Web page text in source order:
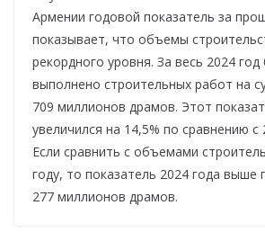
Армении годовой показатель за
показывает, что объемы
рекордного уровня. За весь 2024
выполнено строительных работ на
709 миллионов драмов. Этот
увеличился на 14,5% по сравнению с
Если сравнить с объемами
году, то показатель 2024 года выше
277 миллионов драмов.